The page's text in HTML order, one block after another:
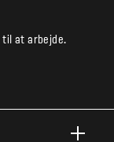
til at arbejde.